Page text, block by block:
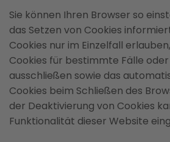
Sie können Ihren Browser so
das Setzen von Cookies
Cookies nur im Einzelfall
Cookies für bestimmte Fälle
ausschließen sowie das
Cookies beim Schließen des
der Deaktivierung von Cookies
Funktionalität dieser Website